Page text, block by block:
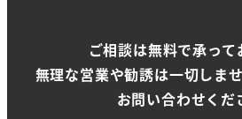
ご相談は無料で承って
無理な営業や勧誘は一切しま
お問い合わせくだ